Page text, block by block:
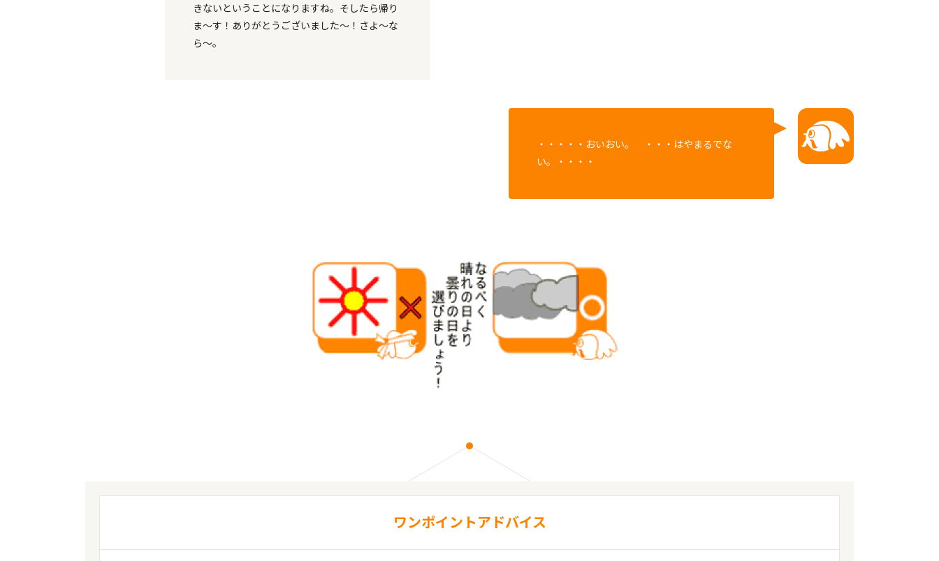
きないということになりますね。そしたら帰り
ま～す！ありがとうございました～！さよ～な
ら～。
・・・・・おいおい。 ・・・はやまるでな
い。・・・・
ワンポイントアドバイス